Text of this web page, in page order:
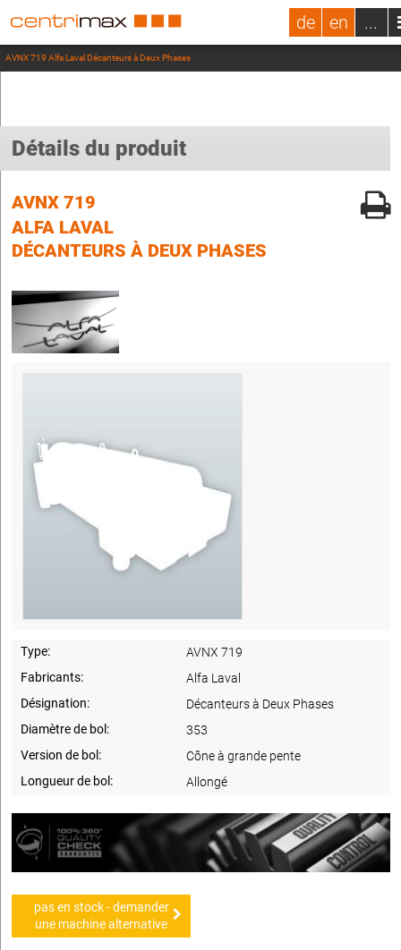
de en ...
AVNX 719 Alfa Laval Décanteurs à Deux Phases
Détails du produit
AVNX 719
ALFA LAVAL
DÉCANTEURS À DEUX PHASES
Type:
AVNX 719
Fabricants:
Alfa Laval
Désignation:
Décanteurs à Deux Phases
Diamètre de bol:
353
Version de bol:
Cône à grande pente
Longueur de bol:
Allongé
pas en stock - demander
une machine alternative